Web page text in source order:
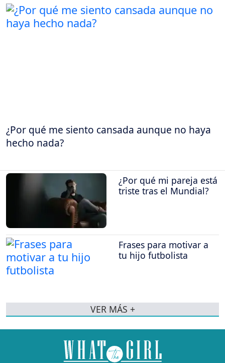
¿Por qué me siento cansada aunque no haya
hecho nada?
¿Por qué mi pareja está
triste tras el Mundial?
Frases para motivar a
tu hijo futbolista
VER MÁS +